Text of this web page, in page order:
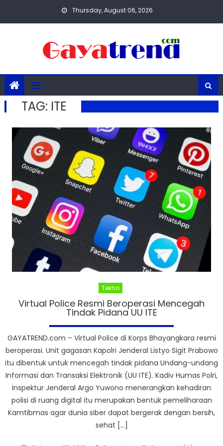
Thursday, August 06, 2026
TAG: ITE
Tekno
Virtual Police Resmi Beroperasi Mencegah
Tindak Pidana UU ITE
GAYATREND.com – Virtual Police di Korps Bhayangkara resmi
beroperasi. Unit gagasan Kapolri Jenderal Listyo Sigit Prabowo
itu dibentuk untuk mencegah tindak pidana Undang-undang
Informasi dan Transaksi Elektronik (UU ITE). Kadiv Humas Polri,
Inspektur Jenderal Argo Yuwono menerangkan kehadiran
polisi di ruang digital itu merupakan bentuk pemeliharaan
Kamtibmas agar dunia siber dapat bergerak dengan bersih,
sehat […]